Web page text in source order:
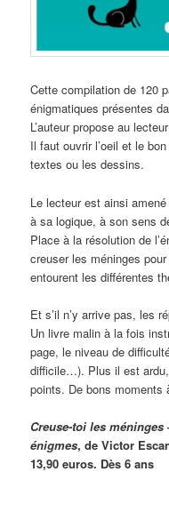
Cette compilation de 120
énigmatiques présentes
L’auteur propose au
Il faut ouvrir l’oeil et le
textes ou les dessins.
Le lecteur est ainsi
à sa logique, à son sens
Place à la résolution de
creuser les méninges
entourent les différentes
Et s’il n’y arrive pas, les
Un livre malin à la fois
page, le niveau de
difficile…). Plus il est
points. De bons moments
Creuse-toi les
énigmes, de Victor
13,90 euros. Dès 6 ans